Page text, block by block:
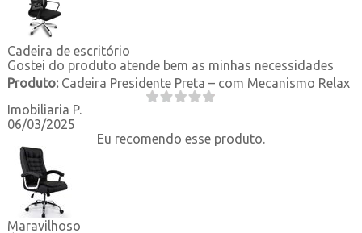
Cadeira de escritório
Gostei do produto atende bem as minhas necessidades
Produto:Cadeira Presidente Preta – com Mecanismo Relax
Imobiliaria P.
06/03/2025
Eu recomendo esse produto.
Maravilhoso